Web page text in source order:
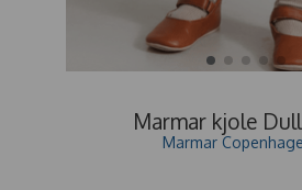
Marmar kjole
Marmar